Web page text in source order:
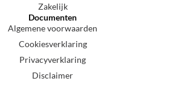
Zakelijk
Documenten
Algemene voorwaarden
Cookiesverklaring
Privacyverklaring
Disclaimer